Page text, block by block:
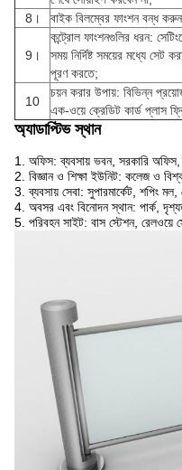
8।
বাইক বিলম্বের ফাংশন বন্ধ
9।
কন্ট্রোল ফাংশনগুলির ধরন:
সময় নির্দিষ্ট সময়ের মধ্যে সেট
পূরণ করতে;
10
চয়ন করার উপায়: বিভিন্ন
এক-ওয়ে ক্রেডিট কার্ড প্লাস
অ্যাডাপ্টিভ স্থান
1. অফিস: ব্যবসায় ভবন, সরকারি অফিস,
2. বিজ্ঞান ও শিক্ষা ইউনিট: কলেজ ও
3. ব্যবসায় সেবা: সুপারমার্কেট, শপিং
4. অবসর এবং বিনোদন স্থান: পার্ক,
5. পরিবহন সাইট: বাস স্টেশন, রেলওয়ে